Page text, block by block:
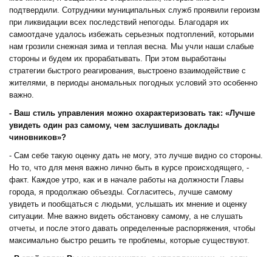
подтвердили. Сотрудники муниципальных служб проявили героизм
при ликвидации всех последствий непогоды. Благодаря их
самоотдаче удалось избежать серьезных подтоплений, которыми
нам грозили снежная зима и теплая весна. Мы учли наши слабые
стороны и будем их прорабатывать. При этом выработаны
стратегии быстрого реагирования, выстроено взаимодействие с
жителями, в периоды аномальных погодных условий это особенно
важно.
- Ваш стиль управления можно охарактеризовать так: «Лучше
увидеть один раз самому, чем заслушивать доклады
чиновников»?
- Сам себе такую оценку дать не могу, это лучше видно со стороны.
Но то, что для меня важно лично быть в курсе происходящего, -
факт. Каждое утро, как и в начале работы на должности Главы
города, я продолжаю объезды. Согласитесь, лучше самому
увидеть и пообщаться с людьми, услышать их мнение и оценку
ситуации. Мне важно видеть обстановку самому, а не слушать
отчеты, и после этого давать определенные распоряжения, чтобы
максимально быстро решить те проблемы, которые существуют.